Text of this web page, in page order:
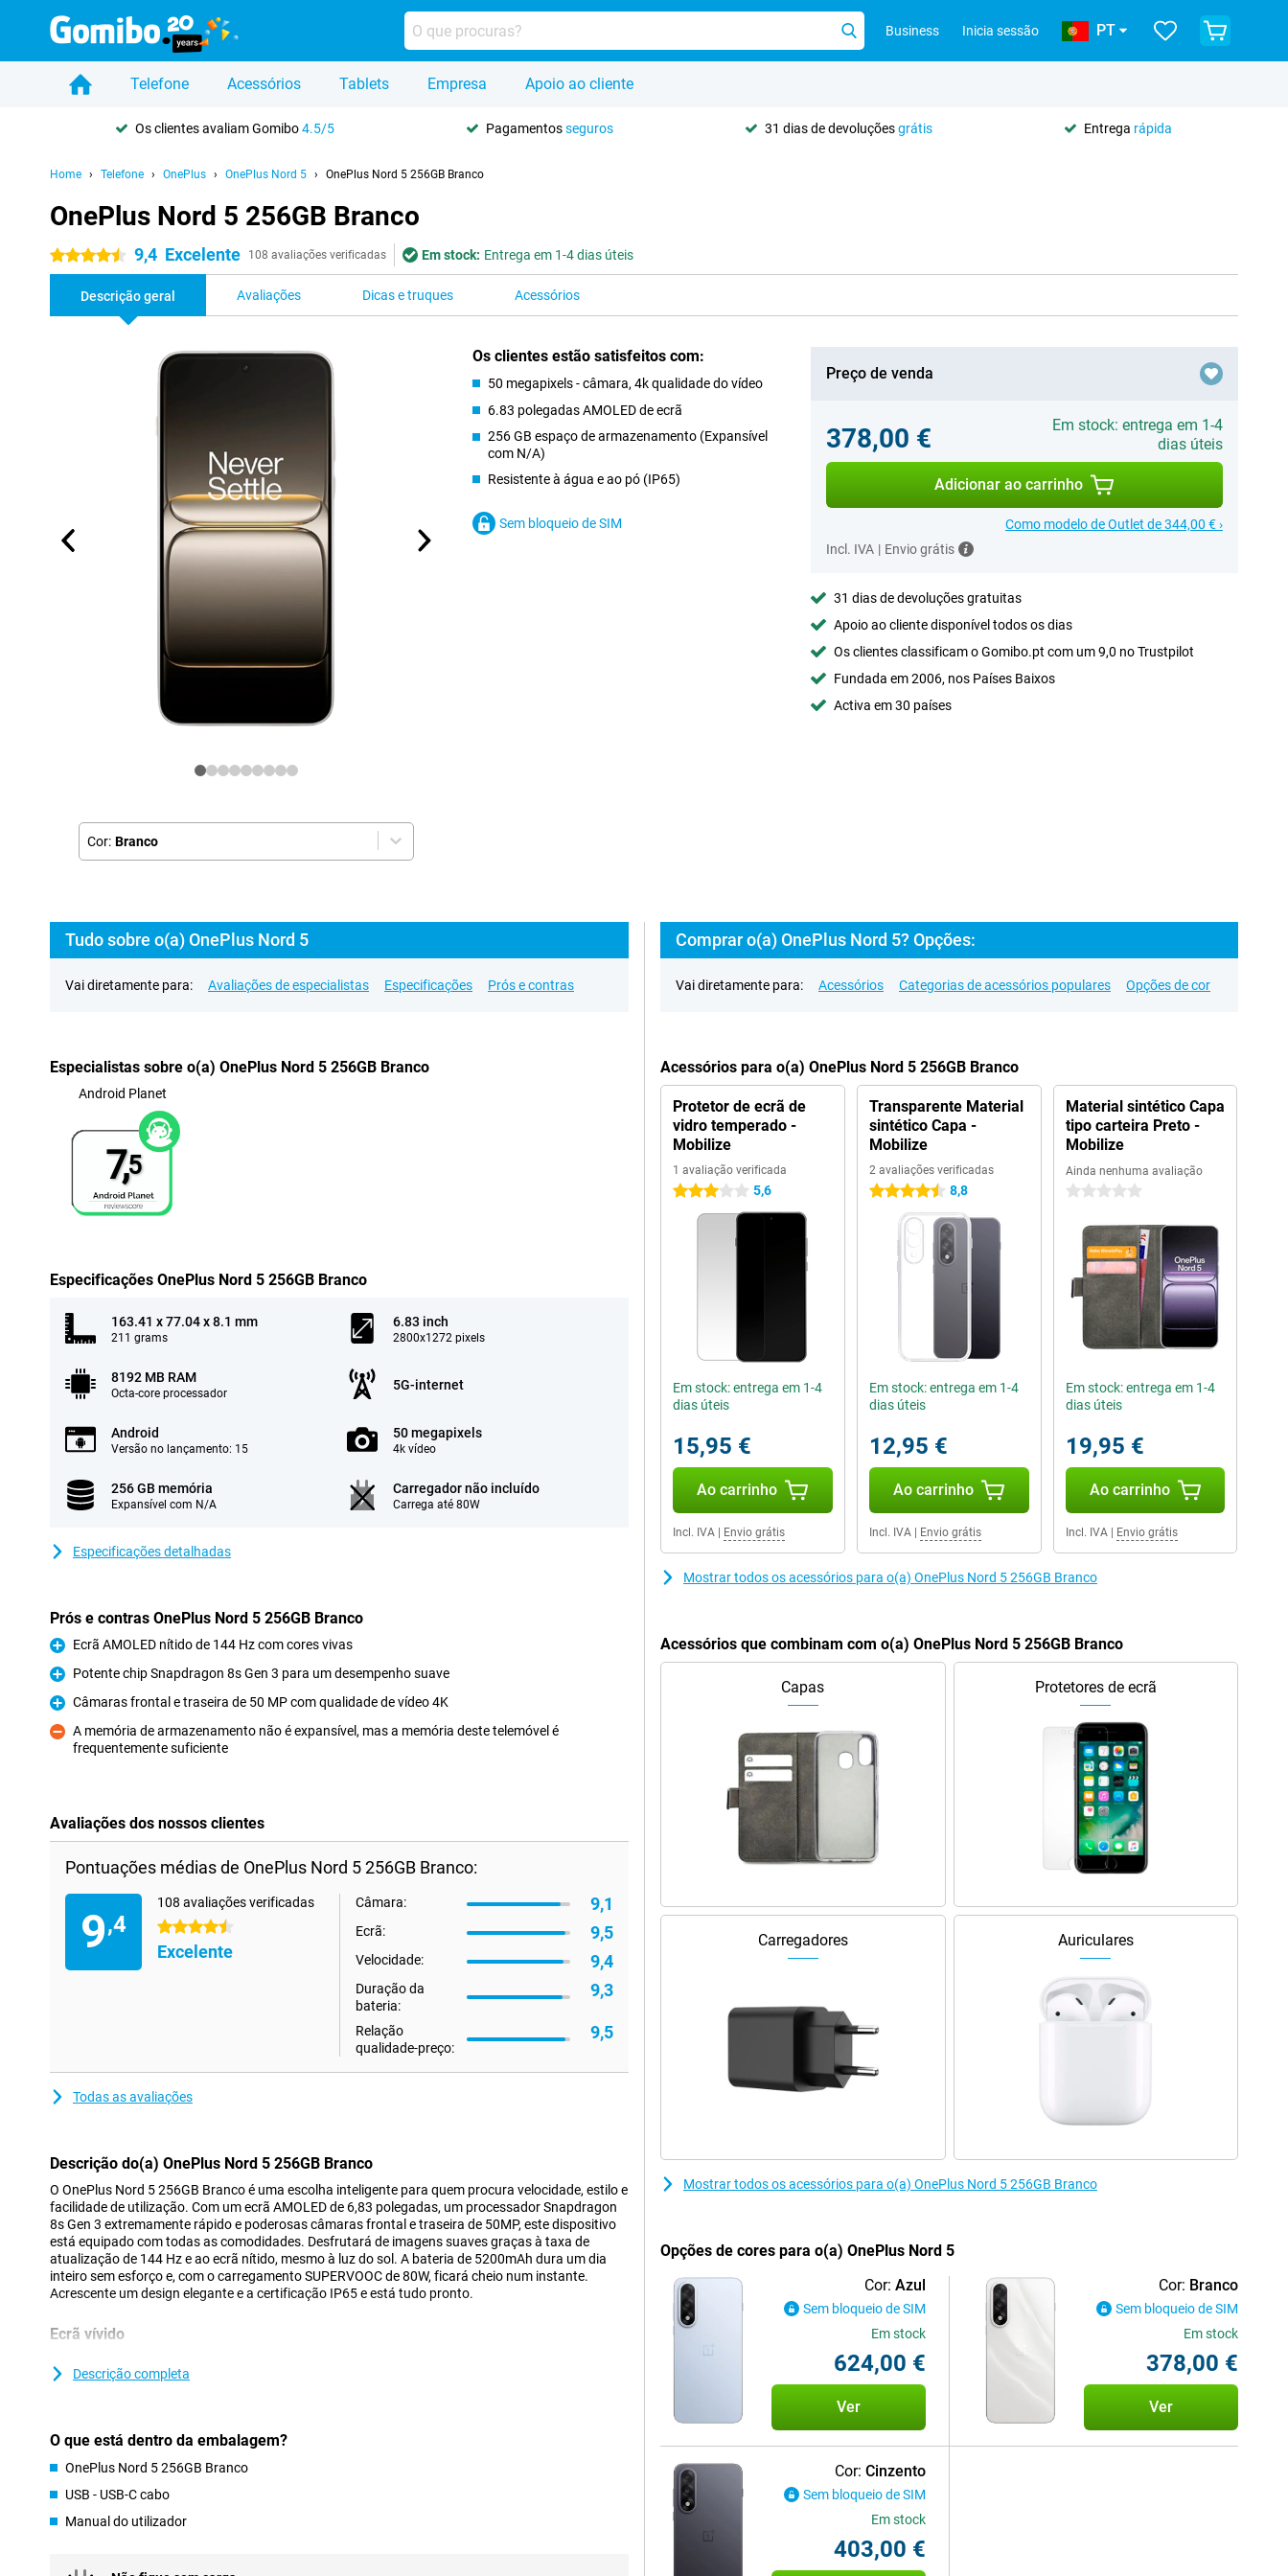
Business Inicia sessão PT
Telefone Acessórios Tablets Empresa Apoio ao cliente
Os clientes avaliam Gomibo4.5/5 Pagamentosseguros 31 dias de devoluçõesgrátis Entrega rápida
Home Telefone OnePlus OnePlus Nord 5 OnePlus Nord 5 256GB Branco
OnePlus Nord 5 256GB Branco
4.5 estrelas 9,4 Excelente 108 avaliações verificadas Em stock: Entrega em 1-4 dias úteis
Descrição geral Avaliações Dicas e truques Acessórios
Cor: Branco
Os clientes estão satisfeitos com:
50 megapixels - câmara, 4k qualidade do vídeo
6.83 polegadas AMOLED de ecrã
256 GB espaço de armazenamento (Expansível
com N/A)
Resistente à água e ao pó (IP65)
Sem bloqueio de SIM
Preço de venda
378,00 €
Em stock: entrega em 1-4
dias úteis
Adicionar ao carrinho
Como modelo de Outlet de 344,00 € ›
Incl. IVA | Envio grátis
31 dias de devoluções gratuitas
Apoio ao cliente disponível todos os dias
Os clientes classificam o Gomibo.pt com um 9,0 no Trustpilot
Fundada em 2006, nos Países Baixos
Activa em 30 países
Tudo sobre o(a) OnePlus Nord 5
Vai diretamente para: Avaliações de especialistas Especificações Prós e contras
Especialistas sobre o(a) OnePlus Nord 5 256GB Branco
Android Planet
7,5
Especificações OnePlus Nord 5 256GB Branco
163.41 x 77.04 x 8.1 mm
211 grams
6.83 inch
2800x1272 pixels
8192 MB RAM
Octa-core processador
5G-internet
Android
Versão no lançamento: 15
50 megapixels
4k vídeo
256 GB memória
Expansível com N/A
Carregador não incluído
Carrega até 80W
Especificações detalhadas
Prós e contras OnePlus Nord 5 256GB Branco
Prós
Ecrã AMOLED nítido de 144 Hz com cores vivas
Prós
Potente chip Snapdragon 8s Gen 3 para um desempenho suave
Prós
Câmaras frontal e traseira de 50 MP com qualidade de vídeo 4K
Contras
A memória de armazenamento não é expansível, mas a memória deste telemóvel é
frequentemente suficiente
Avaliações dos nossos clientes
Pontuações médias de OnePlus Nord 5 256GB Branco:
9,4
108 avaliações verificadas
4.5 estrelas
Excelente
Câmara: 9,1
Ecrã: 9,5
Velocidade: 9,4
Duração da
bateria:
9,3
Relação
qualidade-preço:
9,5
Todas as avaliações
Descrição do(a) OnePlus Nord 5 256GB Branco
O OnePlus Nord 5 256GB Branco é uma escolha inteligente para quem procura velocidade, estilo e
facilidade de utilização. Com um ecrã AMOLED de 6,83 polegadas, um processador Snapdragon
8s Gen 3 extremamente rápido e poderosas câmaras frontal e traseira de 50MP, este dispositivo
está equipado com todas as comodidades. Desfrutará de imagens suaves graças à taxa de
atualização de 144 Hz e ao ecrã nítido, mesmo à luz do sol. A bateria de 5200mAh dura um dia
inteiro sem esforço e, com o carregamento SUPERVOOC de 80W, ficará cheio num instante.
Acrescente um design elegante e a certificação IP65 e está tudo pronto.
Ecrã vívido
de 2800 × 1272 e uma relação ecrã/corpo de 93,6%, tudo parece nítido, colorido e espaçoso. A
legível mesmo sob luz solar intensa. O Nord 5 combina assim qualidade de imagem com conforto.
pesadas e multitarefas sem esforço. O OxygenOS 15, baseado no Android 15, é leve, intuitivo e
Descrição completa
O que está dentro da embalagem?
OnePlus Nord 5 256GB Branco
USB - USB-C cabo
Manual do utilizador
Comprar o(a) OnePlus Nord 5? Opções:
Vai diretamente para: Acessórios Categorias de acessórios populares Opções de cor
Acessórios para o(a) OnePlus Nord 5 256GB Branco
Protetor de ecrã de
vidro temperado -
Mobilize
1 avaliação verificada
3 estrelas 5,6
Em stock: entrega em 1-4
dias úteis
15,95 €
Ao carrinho
Incl. IVA Envio grátis
Transparente Material
sintético Capa -
Mobilize
2 avaliações verificadas
4.5 estrelas 8,8
Em stock: entrega em 1-4
dias úteis
12,95 €
Ao carrinho
Incl. IVA| Envio grátis
Material sintético Capa
tipo carteira Preto -
Mobilize
Ainda nenhuma avaliação
0 estrelas
Em stock: entrega em 1-4
dias úteis
19,95 €
Ao carrinho
Incl. IVA| Envio grátis
Mostrar todos os acessórios para o(a) OnePlus Nord 5 256GB Branco
Acessórios que combinam com o(a) OnePlus Nord 5 256GB Branco
Capas Protetores de ecrã
Carregadores Auriculares
Mostrar todos os acessórios para o(a) OnePlus Nord 5 256GB Branco
Opções de cores para o(a) OnePlus Nord 5
Cor: Azul
Sem bloqueio de SIM
Em stock
624,00 €
Ver
Cor: Branco
Sem bloqueio de SIM
Em stock
378,00 €
Ver
Cor: Cinzento
Sem bloqueio de SIM
Em stock
403,00 €